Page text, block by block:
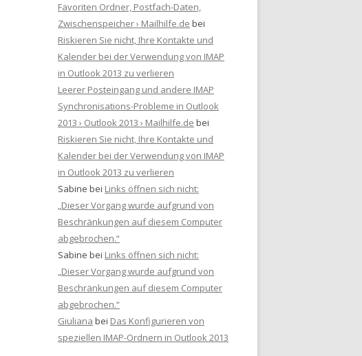
Favoriten Ordner, Postfach-Daten,
Zwischenspeicher › Mailhilfe.de bei
Riskieren Sie nicht, Ihre Kontakte und
Kalender bei der Verwendung von IMAP
in Outlook 2013 zu verlieren
Leerer Posteingang und andere IMAP
Synchronisations-Probleme in Outlook
2013 › Outlook 2013 › Mailhilfe.de bei
Riskieren Sie nicht, Ihre Kontakte und
Kalender bei der Verwendung von IMAP
in Outlook 2013 zu verlieren
Sabine bei Links öffnen sich nicht:
„Dieser Vorgang wurde aufgrund von
Beschränkungen auf diesem Computer
abgebrochen.“
Sabine bei Links öffnen sich nicht:
„Dieser Vorgang wurde aufgrund von
Beschränkungen auf diesem Computer
abgebrochen.“
Giuliana bei Das Konfigurieren von
speziellen IMAP-Ordnern in Outlook 2013